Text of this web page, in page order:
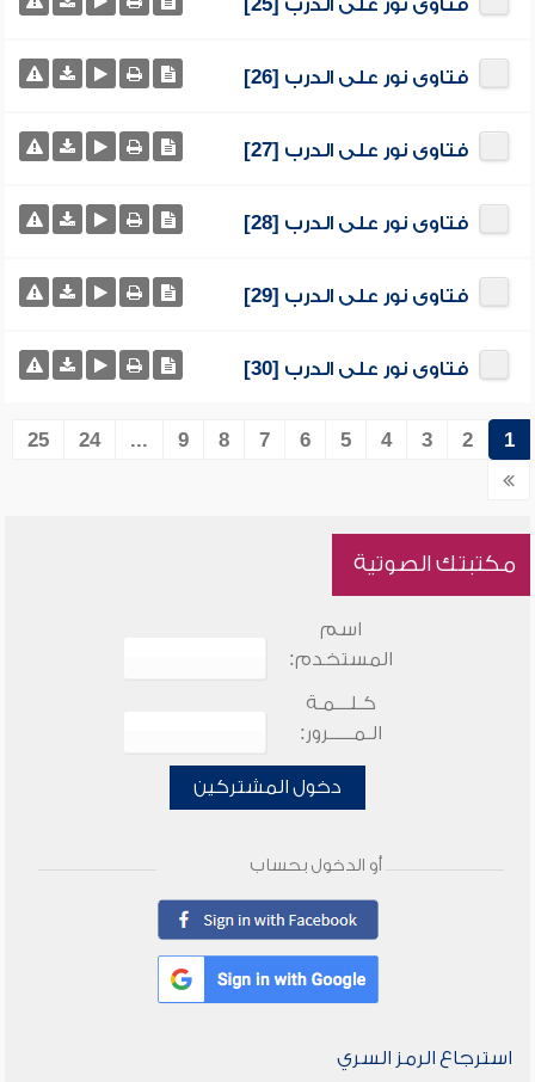
فتاوى نور على الدرب [25]
فتاوى نور على الدرب [26]
فتاوى نور على الدرب [27]
فتاوى نور على الدرب [28]
فتاوى نور على الدرب [29]
فتاوى نور على الدرب [30]
1
2
3
4
5
6
7
8
9
...
24
25
مكتبتك الصوتية
اسم
المستخدم:
كـلـــمـة
الـمـــــرور:
دخول المشتركين
أو الدخول بحساب
استرجاع الرمز السري